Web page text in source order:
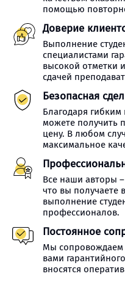
помощью
Доверие
Выполнение
специалистами
высокой отметки
сдачей
Безопасная
Благодаря
можете получить
цену. В любом
максимальное
Все наши авторы
что вы получаете
выполнение
профессионалов.
Постоянное
Мы сопровождаем
вами
вносятся